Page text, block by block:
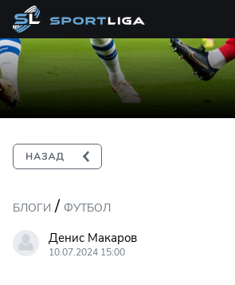
БЛОГИ / ФУТБОЛ
Денис Макаров
10.07.2024 15:00